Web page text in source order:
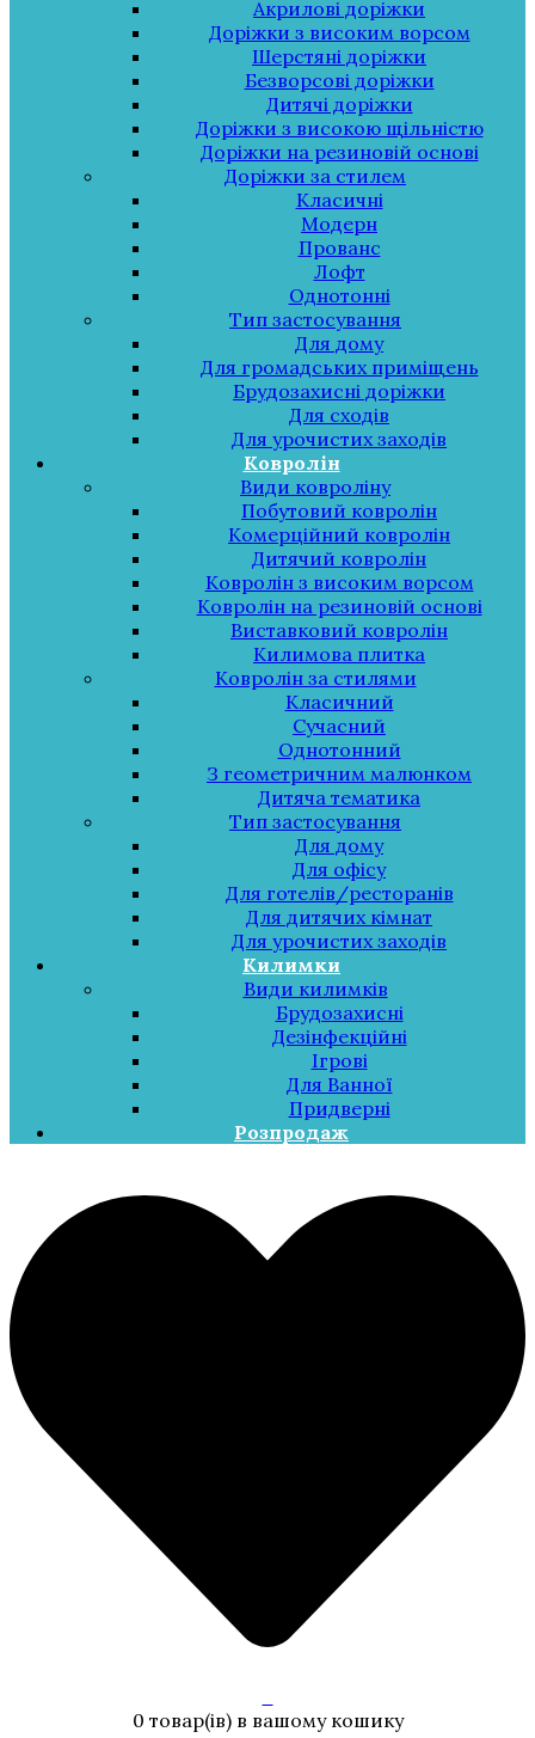
Акрилові доріжки
Доріжки з високим ворсом
Шерстяні доріжки
Безворсові доріжки
Дитячі доріжки
Доріжки з високою щільністю
Доріжки на резиновій основі
Доріжки за стилем
Класичні
Модерн
Прованс
Лофт
Однотонні
Тип застосування
Для дому
Для громадських приміщень
Брудозахисні доріжки
Для сходів
Для урочистих заходів
Ковролін
Види ковроліну
Побутовий ковролін
Комерційний ковролін
Дитячий ковролін
Ковролін з високим ворсом
Ковролін на резиновій основі
Виставковий ковролін
Килимова плитка
Ковролін за стилями
Класичний
Сучасний
Однотонний
З геометричним малюнком
Дитяча тематика
Тип застосування
Для дому
Для офісу
Для готелів/ресторанів
Для дитячих кімнат
Для урочистих заходів
Килимки
Види килимків
Брудозахисні
Дезінфекційні
Ігрові
Для Ванної
Придверні
Розпродаж
0 товар(ів)в вашому кошику